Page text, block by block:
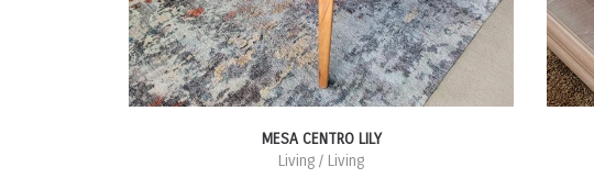
MESA CENTRO LILY
Living / Living